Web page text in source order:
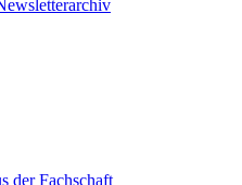
der Fachschaft